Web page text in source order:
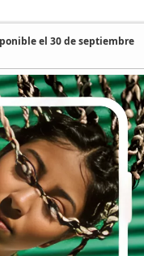
el 30 de septiembre